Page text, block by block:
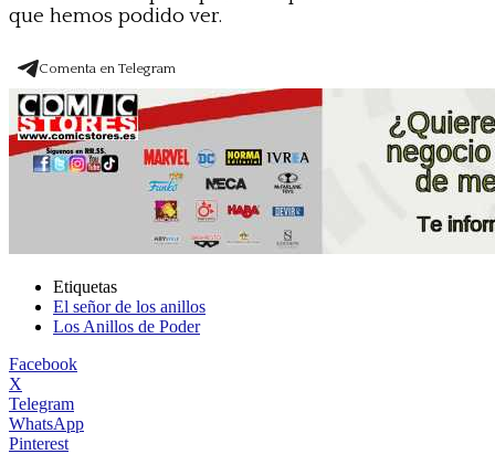
que hemos podido ver.
Comenta en Telegram
Etiquetas
El señor de los anillos
Los Anillos de Poder
Facebook
X
Telegram
WhatsApp
Pinterest